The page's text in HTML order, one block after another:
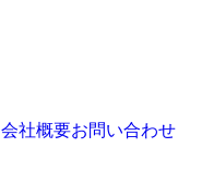
会社概要お問い合わせ